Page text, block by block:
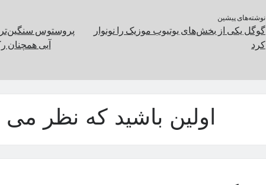
نوشته‌های پیشین
گوگل یکی از بخش‌های یوتیوب موزیک را نونوار
کرد
پروستوس
آبی همچنان
اولین باشید که نظر می